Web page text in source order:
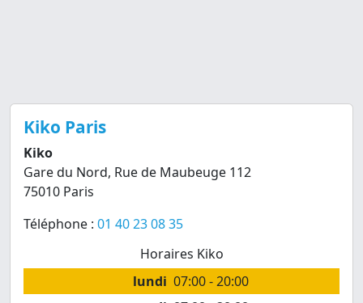
Kiko Paris
Kiko
Gare du Nord, Rue de Maubeuge 112
75010 Paris
Téléphone : 01 40 23 08 35
Horaires Kiko
lundi 07:00 - 20:00